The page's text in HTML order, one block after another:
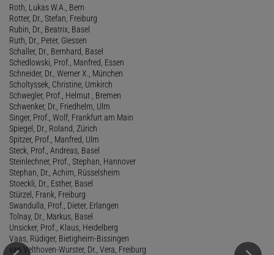
Roth, Lukas W.A., Bern
Rotter, Dr., Stefan, Freiburg
Rubin, Dr., Beatrix, Basel
Ruth, Dr., Peter, Giessen
Schaller, Dr., Bernhard, Basel
Schedlowski, Prof., Manfred, Essen
Schneider, Dr., Werner X., München
Scholtyssek, Christine, Umkirch
Schwegler, Prof., Helmut , Bremen
Schwenker, Dr., Friedhelm, Ulm
Singer, Prof., Wolf, Frankfurt am Main
Spiegel, Dr., Roland, Zürich
Spitzer, Prof., Manfred, Ulm
Steck, Prof., Andreas, Basel
Steinlechner, Prof., Stephan, Hannover
Stephan, Dr., Achim, Rüsselsheim
Stoeckli, Dr., Esther, Basel
Stürzel, Frank, Freiburg
Swandulla, Prof., Dieter, Erlangen
Tolnay, Dr., Markus, Basel
Unsicker, Prof., Klaus, Heidelberg
Vaas, Rüdiger, Bietigheim-Bissingen
van Velthoven-Wurster, Dr., Vera, Freiburg